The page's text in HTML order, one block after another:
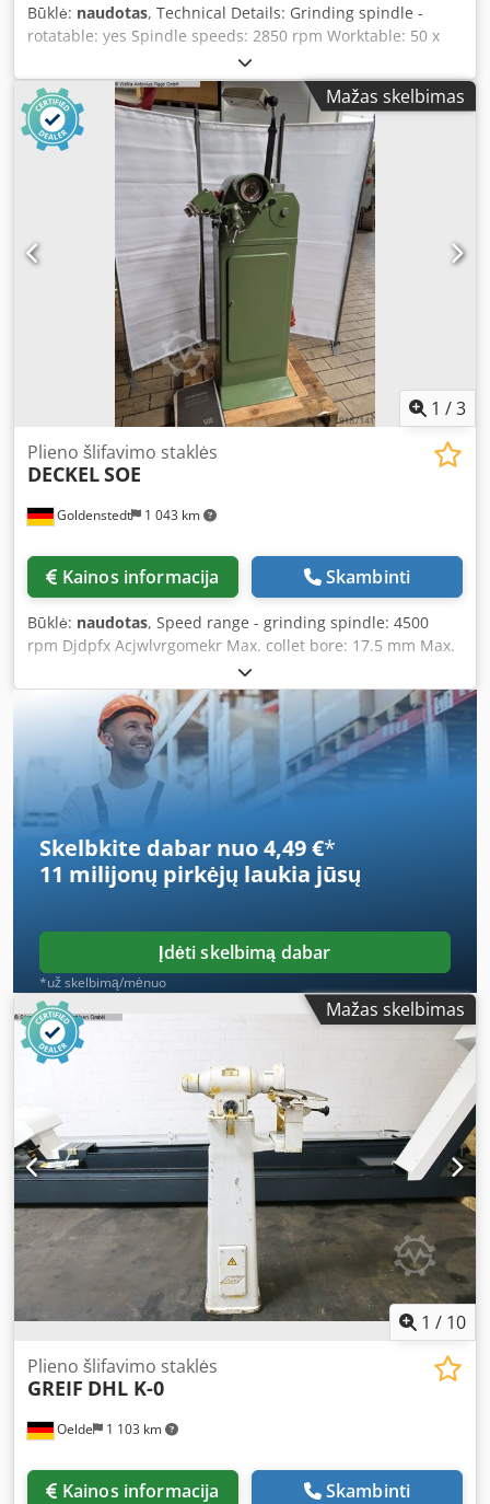
Būklė: naudotas, Technical Details: Grinding spindle -
rotatable: yes Spindle speeds: 2850 rpm Worktable: 50 x
134 x 44 mm Table travel: X= 265 mm Table travel: Y= 165
mm Grinding wheel dimensions: bore Ø 20 mm Voltage:
380 V / Hz Machine weight approx.: 113 kg Machine
dimensions approx. LxWxH: 0.63 x 0.56 x 0.64 m This is a
benchtop unit. Grinding machine for twist drill point angle
30° / 40° Grinding wheel bore Ø 20 mm Manual Z-axis
travel = 230 mm Dkedpfsu Ng N Ajx Acmer Spindle head
swivels 360° via radial scale Table with clamping surface
LxW: 270 x 100 mm for clearance angles 40° and 90°, 3x
clamping fixtures, 14 mm V-block, as well as a test device
with 12 mm V-block and 90 mm adjustable magnifier
Column rotates 360° Grinding guard 2x 220V sockets in
good condition.
Mažas skelbimas
1 /3
Goldenstedt 1 043 km
Plieno šlifavimo staklės
DECKELSOE
Kainos informacija Skambinti
Būklė: naudotas, Speed range - grinding spindle: 4500
rpm Djdpfx Acjwlvrgomekr Max. collet bore: 17.5 mm Max.
radius to be ground: 10 mm Max. lateral displacement of
cutter holder: 10 mm Max. longitudinal displacement of
cutter holder: 40 mm Max. adjustable relief grinding angle:
45 degrees Machine weight: approx. 125 kg Operating
manual available Includes collet set, grinding wheel flange
wrench and the following special accessories: - White
corundum cup grinding wheel - 3 diamond grinding
wheels, various types - 1 additional grinding wheel holder
with diamond grinding wheel - Dressing diamond -
Grinding dust protection cover
Skelbkite dabar nuo 4,49 €*
11 milijonų pirkėjų laukia jūsų
Įdėti skelbimą dabar
*už skelbimą/mėnuo
Mažas skelbimas
1 / 10
Oelde 1 103 km
Plieno šlifavimo staklės
GREIF DHL K-0
Kainos informacija Skambinti